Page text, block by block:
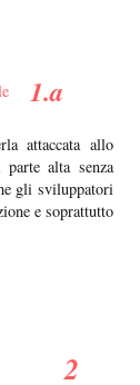
attaccata allo
alta senza
gli sviluppatori
e soprattutto